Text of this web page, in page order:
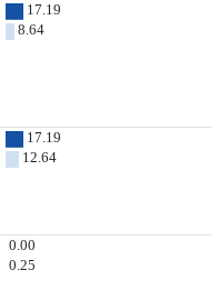
17.19
8.64
17.19
12.64
0.00
0.25